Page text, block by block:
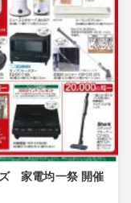
家電均一祭 開催